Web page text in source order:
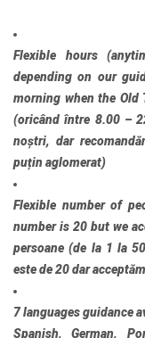
Flexible hours
depending on our
morning when the
(oricând între 8.00 –
noștri, dar
puțin aglomerat)
Flexible number of
number is 20 but we
persoane (de la 1 la
este de 20 dar
7 languages guidance
Spanish, German,